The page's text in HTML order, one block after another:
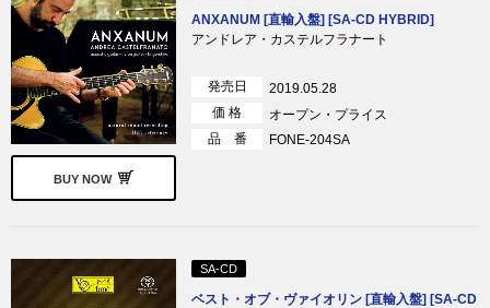
BUY NOW
ANXANUM [直輸入盤] [SA-CD HYBRID]
アンドレア・カステルフラナート
発売日
2019.05.28
価 格
オープン・プライス
品 番
FONE-204SA
SA-CD
ベスト・オブ・ヴァイオリン [直輸入盤] [SA-CD